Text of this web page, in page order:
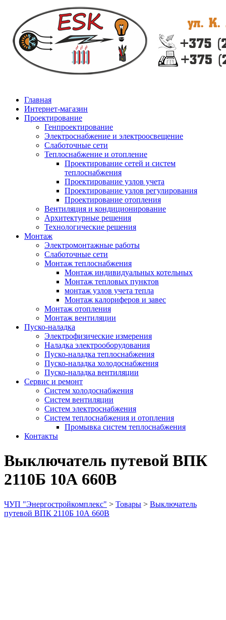
Главная
Интернет-магазин
Проектирование
Генпроектирование
Электроснабжение и электроосвещение
Слаботочные сети
Теплоснабжение и отопление
Проектирование сетей и систем
теплоснабжения
Проектирование узлов учета
Проектирование узлов регулирования
Проектирование отопления
Вентиляция и кондиционирование
Архитектурные решения
Технологические решения
Монтаж
Электромонтажные работы
Слаботочные сети
Монтаж теплоснабжения
Монтаж индивидуальных котельных
Монтаж тепловых пунктов
монтаж узлов учета тепла
Монтаж калориферов и завес
Монтаж отопления
Монтаж вентиляции
Пуско-наладка
Электрофизические измерения
Наладка электрооборудования
Пуско-наладка теплоснабжения
Пуско-наладка холодоснабжения
Пуско-наладка вентиляции
Сервис и ремонт
Систем холодоснабжения
Систем вентиляции
Систем электроснабжения
Систем теплоснабжения и отопления
Промывка систем теплоснабжения
Контакты
Выключатель путевой ВПК
2110Б 10А 660В
ЧУП "Энергостройкомплекс" > Товары > Выключатель
путевой ВПК 2110Б 10А 660В